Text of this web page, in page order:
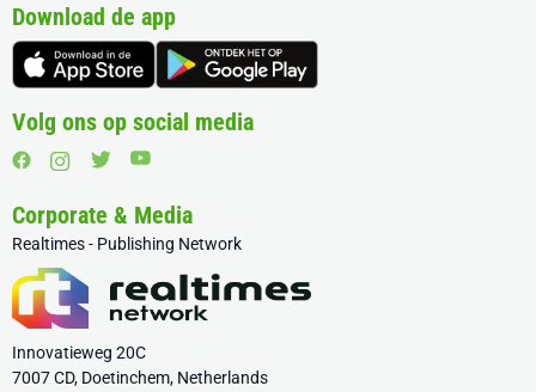
Download de app
Volg ons op social media
Corporate & Media
Realtimes - Publishing Network
Innovatieweg 20C
7007 CD, Doetinchem, Netherlands